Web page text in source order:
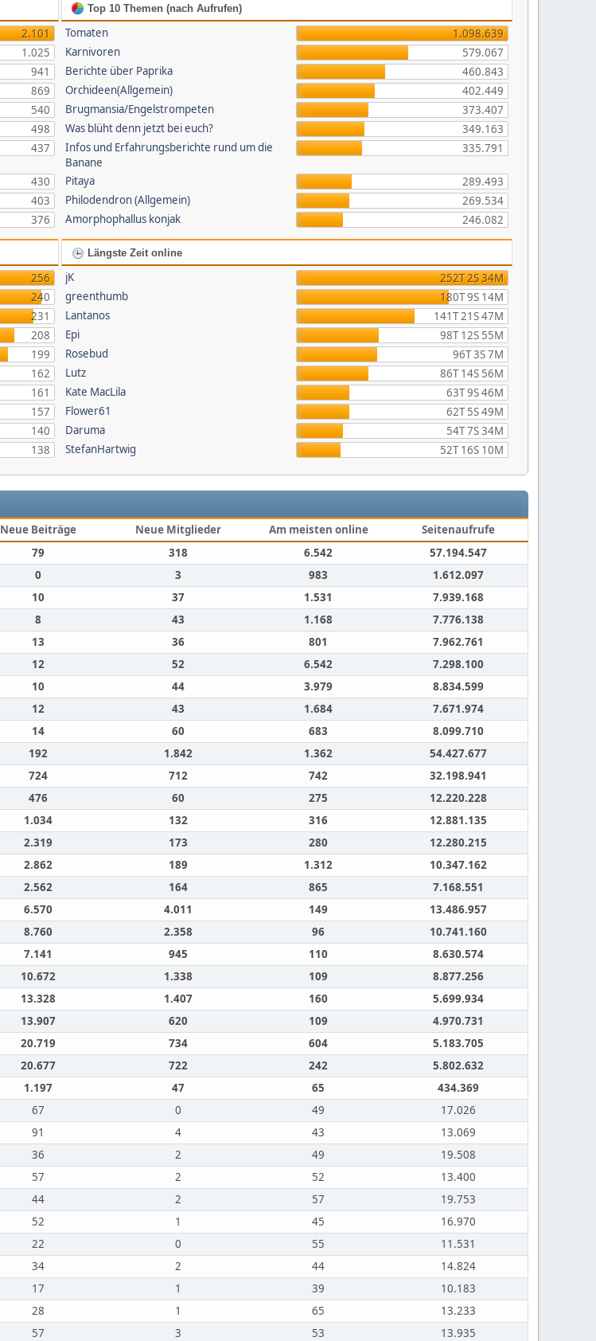
2.101
1.025
941
869
540
498
437
430
403
376
Top 10 Themen (nach Aufrufen)
Tomaten
1.098.639
Karnivoren
579.067
Berichte über Paprika
460.843
Orchideen(Allgemein)
402.449
Brugmansia/Engelstrompeten
373.407
Was blüht denn jetzt bei euch?
349.163
Infos und Erfahrungsberichte rund um die
Banane
335.791
Pitaya
289.493
Philodendron (Allgemein)
269.534
Amorphophallus konjak
246.082
256
240
231
208
199
162
161
157
140
138
Längste Zeit online
jK
252T 2S 34M
greenthumb
180T 9S 14M
Lantanos
141T 21S 47M
Epi
98T 12S 55M
Rosebud
96T 3S 7M
Lutz
86T 14S 56M
Kate MacLila
63T 9S 46M
Flower61
62T 5S 49M
Daruma
54T 7S 34M
StefanHartwig
52T 16S 10M
Neue Beiträge Neue Mitglieder Am meisten online
Seitenaufrufe
79 318 6.542
57.194.547
0 3 983
1.612.097
10 37 1.531
7.939.168
8 43 1.168
7.776.138
13 36 801
7.962.761
12 52 6.542
7.298.100
10 44 3.979
8.834.599
12 43 1.684
7.671.974
14 60 683
8.099.710
192 1.842 1.362
54.427.677
724 712 742
32.198.941
476 60 275
12.220.228
1.034 132 316
12.881.135
2.319 173 280
12.280.215
2.862 189 1.312
10.347.162
2.562 164 865
7.168.551
6.570 4.011 149
13.486.957
8.760 2.358 96
10.741.160
7.141 945 110
8.630.574
10.672 1.338 109
8.877.256
13.328 1.407 160
5.699.934
13.907 620 109
4.970.731
20.719 734 604
5.183.705
20.677 722 242
5.802.632
1.197 47 65
434.369
67 0 49
17.026
91 4 43
13.069
36 2 49
19.508
57 2 52
13.400
44 2 57
19.753
52 1 45
16.970
22 0 55
11.531
34 2 44
14.824
17 1 39
10.183
28 1 65
13.233
57 3 53
13.935